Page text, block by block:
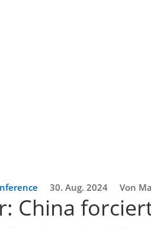
30. Aug. 2024 Von
China